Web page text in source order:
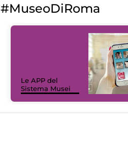
#MuseoDiRoma
Le APP del
Sistema Musei